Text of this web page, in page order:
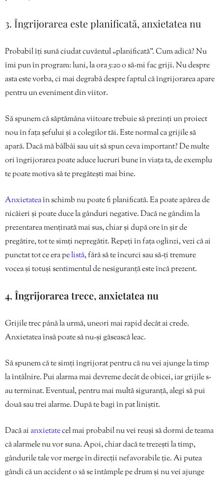
3. Îngrijorarea este planificată, anxietatea nu
Probabil îți sună ciudat cuvântul „planificată”. Cum adică? Nu
îmi pun în program: luni, la ora 5:20 o să-mi fac griji. Nu despre
asta este vorba, ci mai degrabă despre faptul că îngrijorarea apare
pentru un eveniment din viitor.
Să spunem că săptămâna viitoare trebuie să prezinți un proiect
nou în fața șefului și a colegilor tăi. Este normal ca grijile să
apară. Dacă mă bâlbâi sau uit să spun ceva important? De multe
ori îngrijorarea poate aduce lucruri bune în viața ta, de exemplu
te poate motiva să te pregătești mai bine.
Anxietateaîn schimb nu poate fi planificată. Ea poate apărea de
nicăieri și poate duce la gânduri negative. Dacă ne gândim la
prezentarea menținată mai sus, chiar și după ore în șir de
pregătire, tot te simți nepregătit. Repeți în fața oglinzi, vezi că ai
punctat tot ce era pelistă, fără să te încurci sau să-ți tremure
vocea și totuși sentimentul de nesiguranță este încă prezent.
4. Îngrijorarea trece, anxietatea nu
Grijile trec până la urmă, uneori mai rapid decât ai crede.
Anxietatea însă poate să nu-și găsească leac.
Să spunem că te simți îngrijorat pentru că nu vei ajunge la timp
la întâlnire. Pui alarma mai devreme decât de obicei, iar grijile s-
au terminat. Eventual, pentru mai multă siguranță, alegi să pui
două sau trei alarme. După te bagi în pat liniștit.
Dacă aianxietatecel mai probabil nu vei reuși să dormi de teama
că alarmele nu vor suna. Apoi, chiar dacă te trezești la timp,
gândurile tale vor merge în direcții nefavorabile ție. Ai putea
gândi că un accident o să se întâmple pe drum și nu vei ajunge